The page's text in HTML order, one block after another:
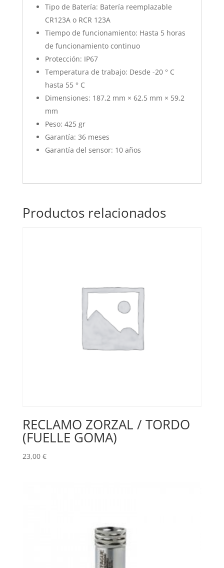
Tipo de Batería: Batería reemplazable
CR123A o RCR 123A
Tiempo de funcionamiento: Hasta 5 horas
de funcionamiento continuo
Protección: IP67
Temperatura de trabajo: Desde -20 ° C
hasta 55 ° C
Dimensiones: 187,2 mm × 62,5 mm × 59,2
mm
Peso: 425 gr
Garantía: 36 meses
Garantía del sensor: 10 años
Productos relacionados
RECLAMO ZORZAL / TORDO
(FUELLE GOMA)
23,00 €